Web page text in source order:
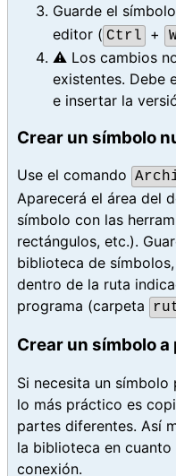
Guarde el
editor ( Ctrl +
⚠️ Los cambios
existentes. Debe
e insertar la
Crear un símbolo
Use el comando
Aparecerá el área del
símbolo con las
rectángulos, etc.).
biblioteca de
dentro de la ruta
programa (carpeta
Crear un símbolo
Si necesita un
lo más práctico es
partes diferentes. Así
la biblioteca en
conexión.